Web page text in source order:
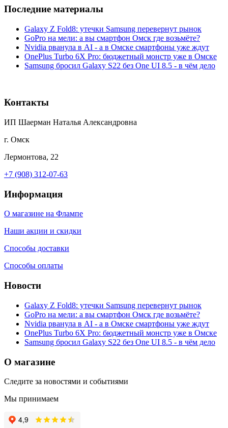
Последние материалы
Galaxy Z Fold8: утечки Samsung перевернут рынок
GoPro на мели: а вы смартфон Омск где возьмёте?
Nvidia рванула в AI - а в Омске смартфоны уже ждут
OnePlus Turbo 6X Pro: бюджетный монстр уже в Омске
Samsung бросил Galaxy S22 без One UI 8.5 - в чём дело
Контакты
ИП Шаерман Наталья Александровна
г. Омск
Лермонтова, 22
+7 (908) 312-07-63
Информация
О магазине на Флампе
Наши акции и скидки
Способы доставки
Способы оплаты
Новости
Galaxy Z Fold8: утечки Samsung перевернут рынок
GoPro на мели: а вы смартфон Омск где возьмёте?
Nvidia рванула в AI - а в Омске смартфоны уже ждут
OnePlus Turbo 6X Pro: бюджетный монстр уже в Омске
Samsung бросил Galaxy S22 без One UI 8.5 - в чём дело
О магазине
Следите за новостями и событиями
Мы принимаем